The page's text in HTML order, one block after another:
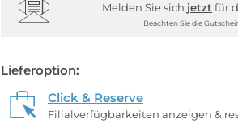
Melden Sie sich jetzt für
Beachten Sie die
Lieferoption:
Click & Reserve
Filialverfügbarkeiten anzeigen &